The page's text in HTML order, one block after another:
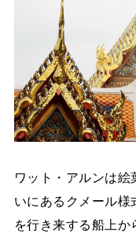
ワット・アルンは
いにあるクメール様
を行き来する船上